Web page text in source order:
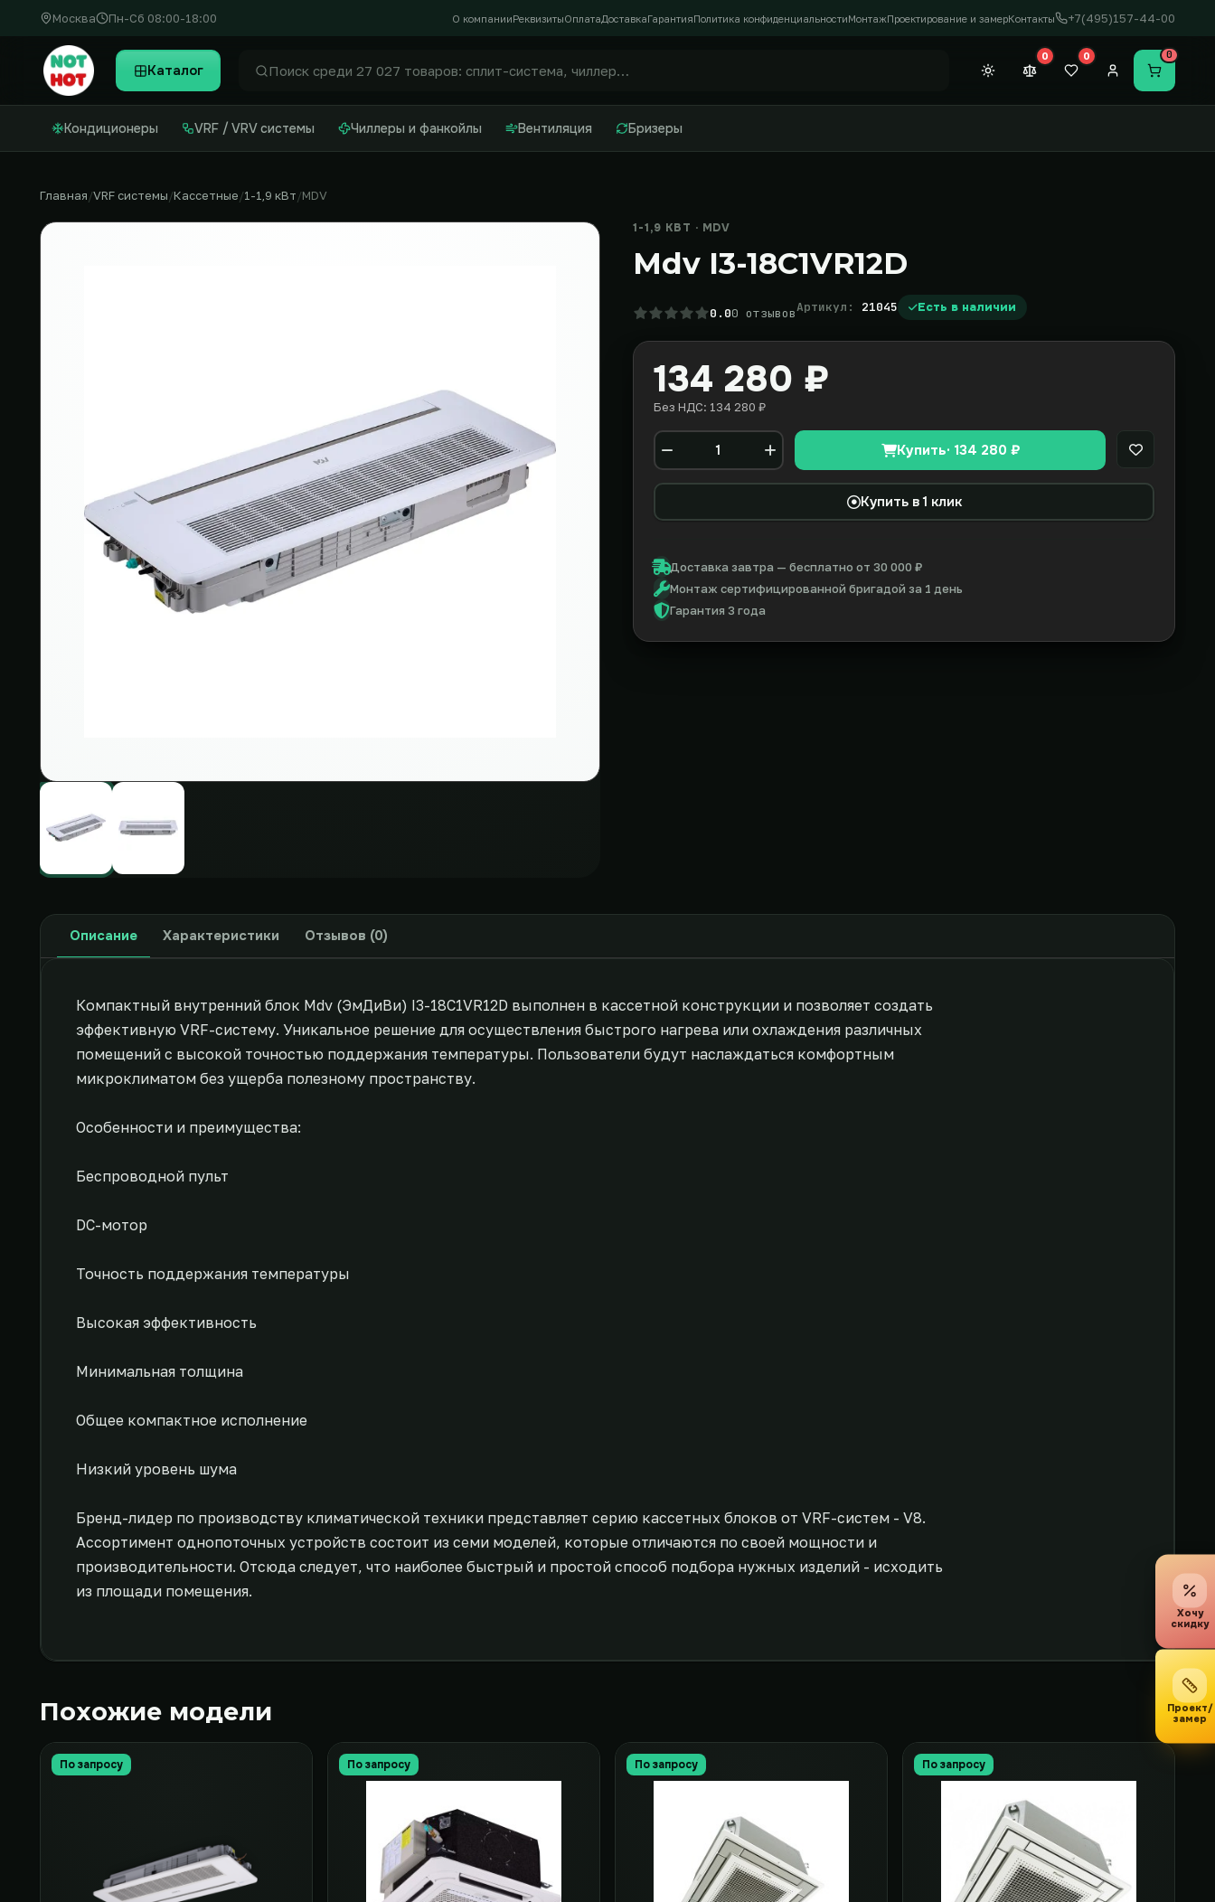
Москва Пн-Сб 08:00-18:00 О компанииРеквизитыОплатаДоставкаГарантияПолитика конфиденциальностиМонтажПроектирование и замерКонтакты +7(495)157-44-00
Каталог Найти Темная тема
0 0
Перейти
0
Кондиционеры VRF / VRV системы Чиллеры и фанкойлы Вентиляция Бризеры
Главная VRF системы Кассетные 1-1,9 кВт MDV
1-1,9 КВТ · MDV
Mdv I3-18C1VR12D
0.00 отзывовАртикул: 21045 Есть в наличии
134 280 ₽
Без НДС: 134 280 ₽
Количество Купить· 134 280 ₽ В закладки
Купить в 1 клик
Доставка завтра — бесплатно от 30 000 ₽
Монтаж сертифицированной бригадой за 1 день
Гарантия 3 года
Описание Характеристики Отзывов (0)
Компактный внутренний блок Mdv (ЭмДиВи) I3-18C1VR12D выполнен в кассетной конструкции и позволяет создать
эффективную VRF-систему. Уникальное решение для осуществления быстрого нагрева или охлаждения различных
помещений с высокой точностью поддержания температуры. Пользователи будут наслаждаться комфортным
микроклиматом без ущерба полезному пространству.
Особенности и преимущества:
Беспроводной пульт
DC-мотор
Точность поддержания температуры
Высокая эффективность
Минимальная толщина
Общее компактное исполнение
Низкий уровень шума
Бренд-лидер по производству климатической техники представляет серию кассетных блоков от VRF-систем - V8.
Ассортимент однопоточных устройств состоит из семи моделей, которые отличаются по своей мощности и
производительности. Отсюда следует, что наиболее быстрый и простой способ подбора нужных изделий - исходить
из площади помещения.
Похожие модели
По запросу По запросу По запросу По запросу
Хочу
скидку
Проект/
замер